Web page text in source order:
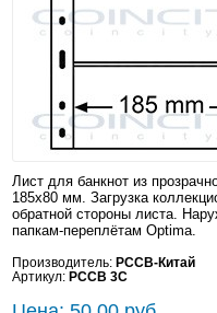
Лист для банкнот из
185x80 мм. Загрузка
обратной стороны листа.
папкам-переплётам Optima.
Производитель: PCCB-Китай
Артикул: PCCB 3C